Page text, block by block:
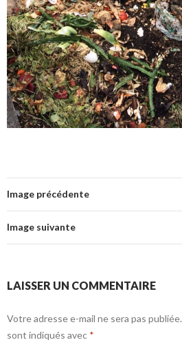
Image précédente
Image suivante
LAISSER UN COMMENTAIRE
Votre adresse e-mail ne sera pas publiée.
sont indiqués avec *